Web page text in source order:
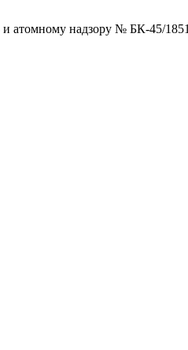
и атомному надзору № БК-45/1851